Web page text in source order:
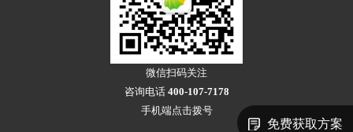
微信扫码关注
咨询电话 400-107-7178
手机端点击拨号
免费获取方案